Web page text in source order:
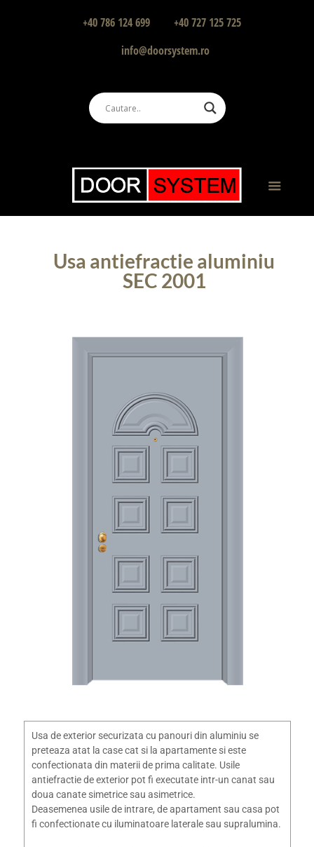
+40 786 124 699
+40 727 125 725
info@doorsystem.ro
Usa antiefractie aluminiu
SEC 2001
Usa de exterior securizata cu panouri din aluminiu se
preteaza atat la case cat si la apartamente si este
confectionata din materii de prima calitate. Usile
antiefractie de exterior pot fi executate intr-un canat sau
doua canate simetrice sau asimetrice.
Deasemenea usile de intrare, de apartament sau casa pot
fi confectionate cu iluminatoare laterale sau supralumina.